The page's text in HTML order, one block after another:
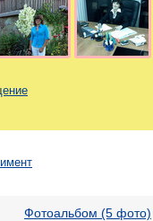
Фотоальбом (5 фото)